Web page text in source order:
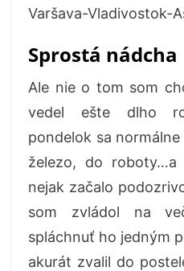
Varšava-Vladivostok-
Sprostá nádcha
Ale nie o tom som
vedel ešte dlho
pondelok sa
železo, do
nejak začalo
som zvládol na
spláchnuť ho jedným
akurát zvalil do